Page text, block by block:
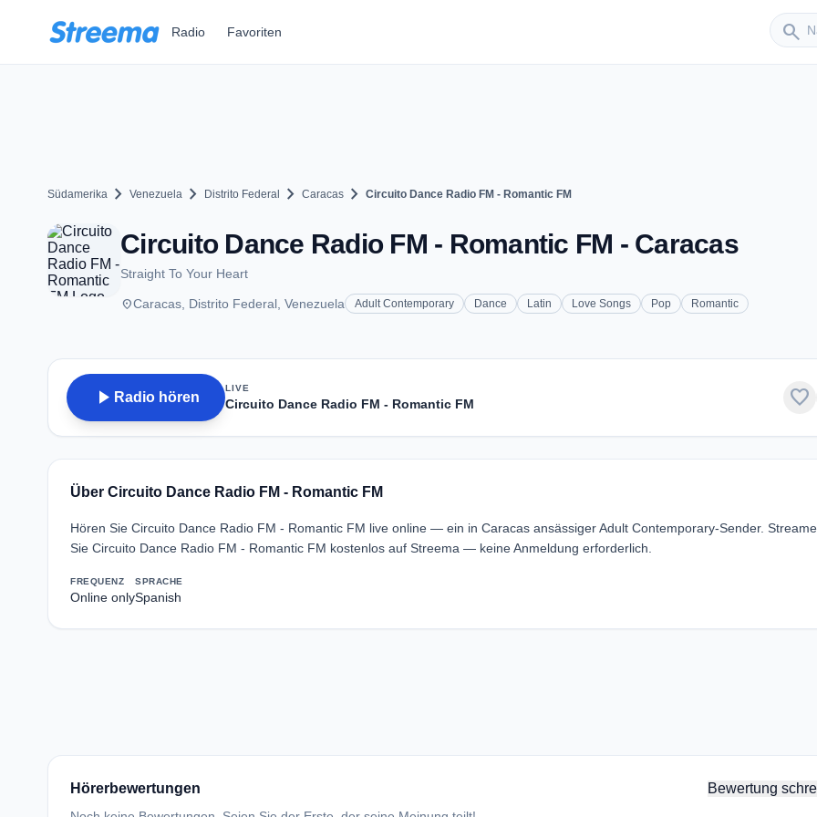
Radio Favoriten search
Sender
Südamerika chevron_right Venezuela chevron_right Distrito Federal chevron_right Caracas chevron_right Circuito Dance Radio FM - Romantic FM
Circuito Dance Radio FM - Romantic FM - Caracas
Straight To Your Heart
placeCaracas, Distrito Federal, Venezuela Adult Contemporary Dance Latin Love Songs Pop Romantic
play_arrow Radio hören
LIVE
Circuito Dance Radio FM - Romantic FM favorite
Über Circuito Dance Radio FM - Romantic FM
Hören Sie Circuito Dance Radio FM - Romantic FM live online — ein in Caracas ansässiger Adult Contemporary-Sender.
Sie Circuito Dance Radio FM - Romantic FM kostenlos auf Streema — keine Anmeldung erforderlich.
FREQUENZ
Online only
SPRACHE
Spanish
Hörerbewertungen Bewertung